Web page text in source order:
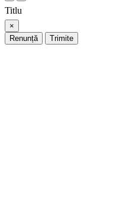
Titlu
×
Renunță